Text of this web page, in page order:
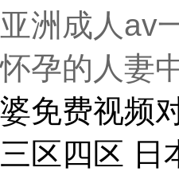
亚洲成人av
怀孕的人妻